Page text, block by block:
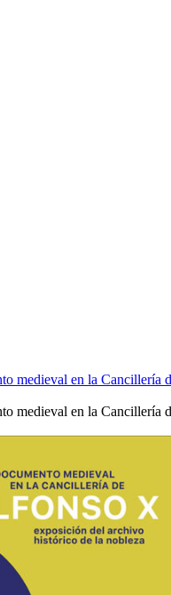
medieval en la Cancillería
medieval en la Cancillería